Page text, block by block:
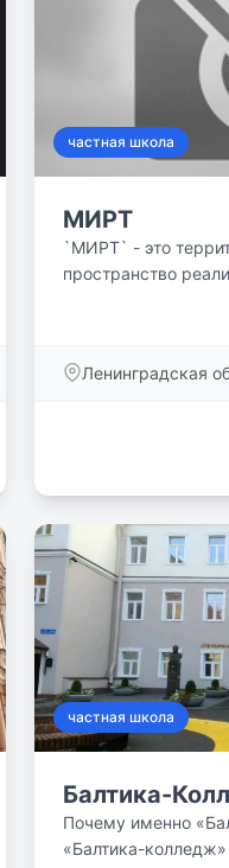
частная школа
МИРТ
`МИРТ` - это
пространство
активным членам
исключительные
выходящие за
Ленинградская
частная школа
Балтика-
Почему именно
«Балтика-колледж»